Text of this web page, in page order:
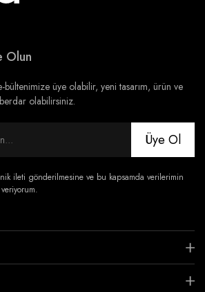
Olun
üye olabilir, yeni tasarım, ürün ve
olabilirsiniz.
Üye Ol
ileti gönderilmesine ve bu kapsamda verilerimin
veriyorum.